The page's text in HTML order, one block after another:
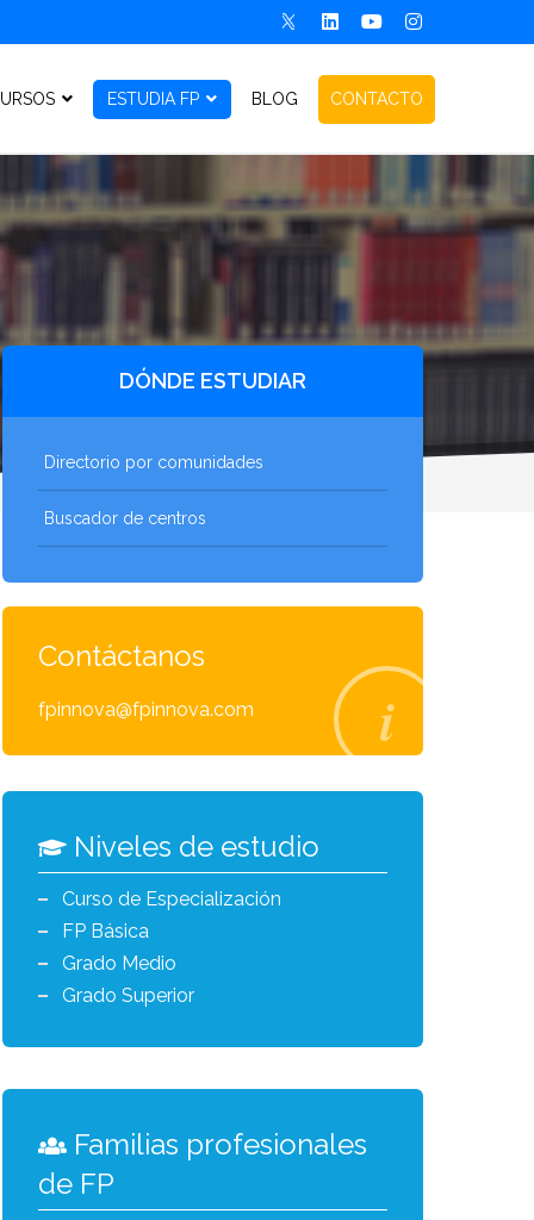
ESTUDIA FP BLOG CONTACTO
DÓNDE ESTUDIAR
Directorio por comunidades
Buscador de centros
Contáctanos
fpinnova@fpinnova.com
Niveles de estudio
Curso de Especialización
FP Básica
Grado Medio
Grado Superior
Familias profesionales
de FP